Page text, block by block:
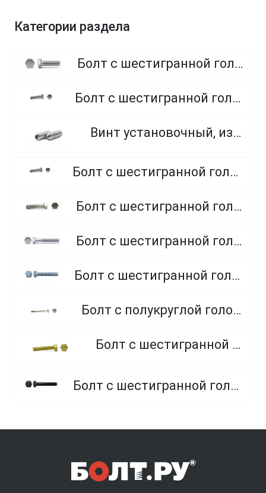
Категории раздела
Болт с шестигранной головкой, полная резьба, класс прочности 8.8
Болт с шестигранной головкой, полная резьба, класс прочности 4.8 и 5.8
Винт установочный, из нержавеющей стали A2
Болт с шестигранной головкой, полная резьба, из нержавеющей стали A2 и A4
Болт с шестигранной головкой, неполная резьба, класс прочности 5.8
Болт с шестигранной головкой, неполная резьба, класс прочности 8.8
Болт с шестигранной головкой, полная резьба, класс прочности 10.9 и 12.9
Болт с полукруглой головкой и квадратным подголовником
Болт с шестигранной головкой, из латуни
Болт с шестигранной головкой, неполная резьба, класс прочности 10.9 и 12.9